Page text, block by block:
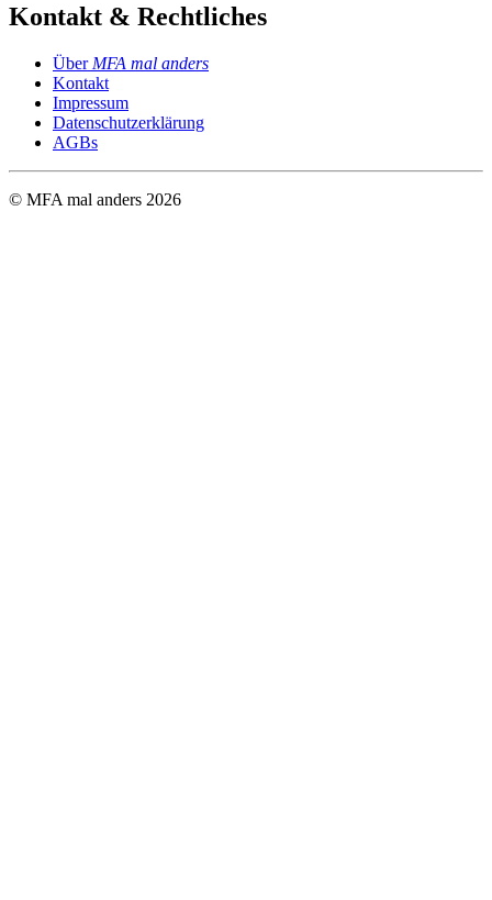
Kontakt & Rechtliches
Über MFA mal anders
Kontakt
Impressum
Datenschutzerklärung
AGBs
© MFA mal anders 2026